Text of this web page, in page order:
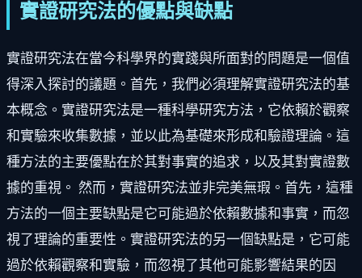
實證研究法的優點與缺點
實證研究法在當今科學界的實踐與所面對的問題是一個值
得深入探討的議題。首先，我們必須理解實證研究法的基
本概念。實證研究法是一種科學研究方法，它依賴於觀察
和實驗來收集數據，並以此為基礎來形成和驗證理論。這
種方法的主要優點在於其對事實的追求，以及其對實證數
據的重視。 然而，實證研究法並非完美無瑕。首先，這種
方法的一個主要缺點是它可能過於依賴數據和事實，而忽
視了理論的重要性。實證研究法的另一個缺點是，它可能
過於依賴觀察和實驗，而忽視了其他可能影響結果的因